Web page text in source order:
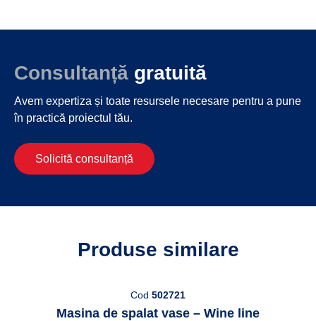
Consultanță gratuită
Avem expertiza și toate resursele necesare pentru a pune
în practică proiectul tău.
Solicită consultanță
Produse similare
Cod 502721
Masina de spalat vase – Wine line